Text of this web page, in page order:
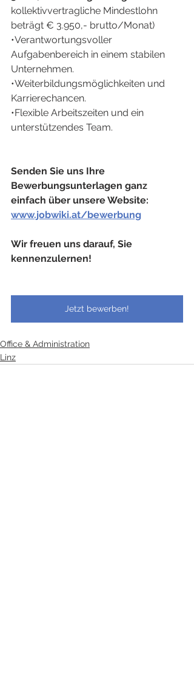
kollektivvertragliche Mindestlohn
beträgt € 3.950,- brutto/Monat)
•Verantwortungsvoller
Aufgabenbereich in einem stabilen
Unternehmen.
•Weiterbildungsmöglichkeiten und
Karrierechancen.
•Flexible Arbeitszeiten und ein
unterstützendes Team.
Senden Sie uns Ihre
Bewerbungsunterlagen ganz
einfach über unsere Website:
www.jobwiki.at/bewerbung
Wir freuen uns darauf, Sie
kennenzulernen!
Jetzt bewerben!
Office & Administration
Linz